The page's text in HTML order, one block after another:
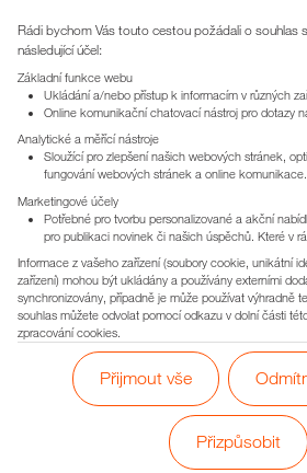
cena služeb cca 9 000,-/měsíc
Pronájem obchodní prostor, 214m
Hlavní třída 867/30, Ostrava - Poruba
cena nájmu k jednání
Rádi bychom Vás touto cestou požádali o souhlas
následující účel:
Základní funkce webu
Ukládání a/nebo přístup k informacím v různých
Online komunikační chatovací nástroj pro dotazy
Analytické a měřící nástroje
Sloužící pro zlepšení našich webových stránek,
fungování webových stránek a online komunikace.
Marketingové účely
Potřebné pro tvorbu personalizované a akční
pro publikaci novinek či našich úspěchů. Které v
Informace z vašeho zařízení (soubory cookie, unikátní
zařízení) mohou být ukládány a používány externími
synchronizovány, případně je může používat výhradně
souhlas můžete odvolat pomocí odkazu v dolní části
zpracování cookies.
Přijmout vše
Přizpůsobit